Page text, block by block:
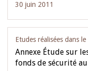
30 juin 2011
Etudes réalisées dans
Annexe Étude sur
fonds de sécurité